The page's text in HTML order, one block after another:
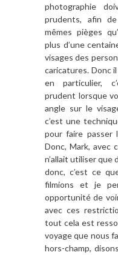
photographie
prudents, afin
mêmes pièges
plus d’une
visages des
caricatures. Donc
en particulier,
prudent lorsque
angle sur le
c’est une
pour faire passer
Donc, Mark, avec
n’allait utiliser que
donc, c’est ce
filmions et je
opportunité de
avec ces
tout cela est
voyage que nous
hors-champ,